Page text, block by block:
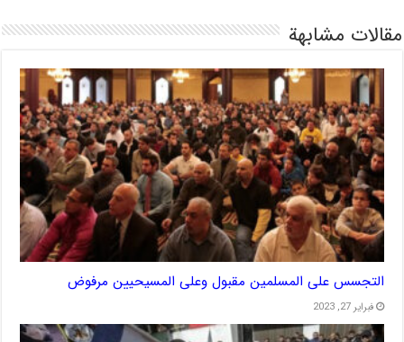
مقالات مشابهة
التجسس على المسلمين مقبول وعلى المسيحيين مرفوض
فبراير 27, 2023